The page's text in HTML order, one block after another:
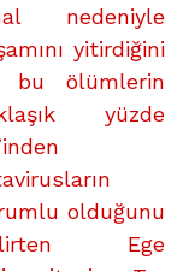
nedeniyle
yitirdiğini
bu ölümlerin
yüzde
olduğunu
Ege